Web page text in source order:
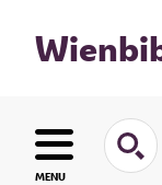
MENU